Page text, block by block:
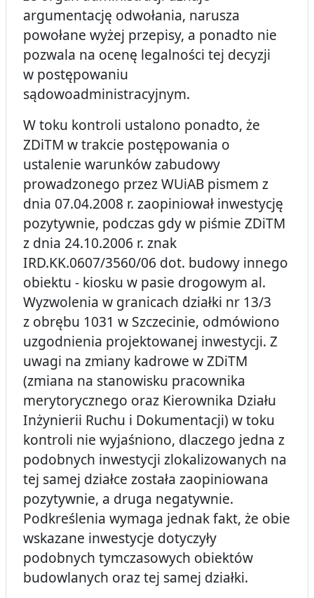
argumentację odwołania, narusza
powołane wyżej przepisy, a ponadto nie
pozwala na ocenę legalności tej decyzji
w postępowaniu
sądowoadministracyjnym.
W toku kontroli ustalono ponadto, że
ZDiTM w trakcie postępowania o
ustalenie warunków zabudowy
prowadzonego przez WUiAB pismem z
dnia 07.04.2008 r. zaopiniował inwestycję
pozytywnie, podczas gdy w piśmie ZDiTM
z dnia 24.10.2006 r. znak
IRD.KK.0607/3560/06 dot. budowy innego
obiektu - kiosku w pasie drogowym al.
Wyzwolenia w granicach działki nr 13/3
z obrębu 1031 w Szczecinie, odmówiono
uzgodnienia projektowanej inwestycji. Z
uwagi na zmiany kadrowe w ZDiTM
(zmiana na stanowisku pracownika
merytorycznego oraz Kierownika Działu
Inżynierii Ruchu i Dokumentacji) w toku
kontroli nie wyjaśniono, dlaczego jedna z
podobnych inwestycji zlokalizowanych na
tej samej działce została zaopiniowana
pozytywnie, a druga negatywnie.
Podkreślenia wymaga jednak fakt, że obie
wskazane inwestycje dotyczyły
podobnych tymczasowych obiektów
budowlanych oraz tej samej działki.